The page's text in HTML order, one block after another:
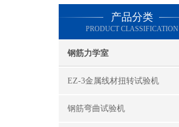
产品分类
PRODUCT CLASSIFICATION
钢筋力学室
EZ-3金属线材扭转试验机
钢筋弯曲试验机